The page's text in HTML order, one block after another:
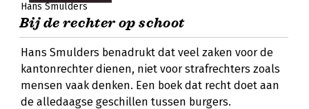
Hans Smulders
Bij de rechter op schoot
Hans Smulders benadrukt dat veel zaken voor de
kantonrechter dienen, niet voor strafrechters zoals
mensen vaak denken. Een boek dat recht doet aan
de alledaagse geschillen tussen burgers.